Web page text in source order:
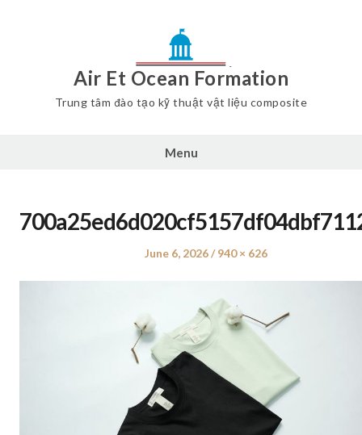
Air Et Ocean Formation
Trung tâm đào tạo kỹ thuật vật liệu composite
Menu
Posted
June 6, 2026
Full
940 × 626